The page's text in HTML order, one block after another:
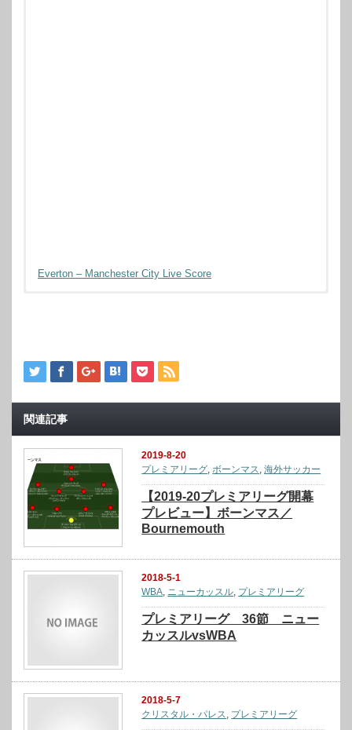
Everton – Manchester City Live Score
関連記事
2019-8-20
プレミアリーグ ボーンマス ,海外サッカー
【2019-20プレミアリーグ開幕
プレビュー】ボーンマス／
Bournemouth
2018-5-1
WBA, ニューカッスル, プレミアリーグ
プレミアリーグ 36節 ニュー
カッスルvsWBA
2018-5-7
クリスタル・パレス, プレミアリーグ